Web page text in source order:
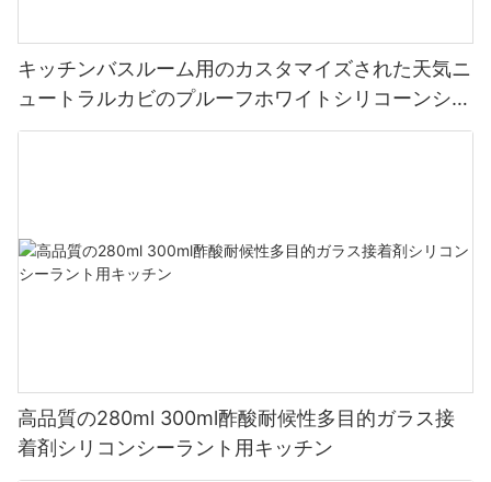
キッチンバスルーム用のカスタマイズされた天気ニ
ュートラルカビのプルーフホワイトシリコーンシー
ラント
高品質の280ml 300ml酢酸耐候性多目的ガラス接
着剤シリコンシーラント用キッチン